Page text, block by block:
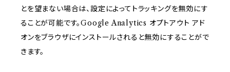
とを望まない場合は、設定によってトラッキングを無効にす
ることが可能です。Google Analytics オプトアウト アド
オンをブラウザにインストールされると無効にすることがで
きます。